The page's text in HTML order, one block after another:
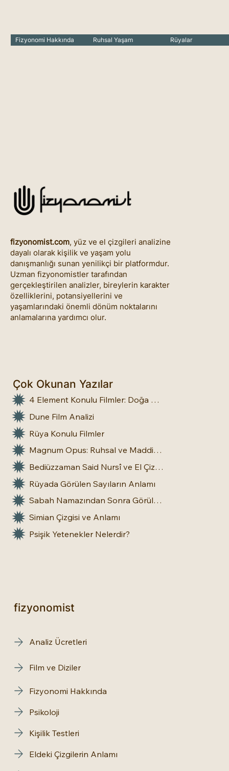
Fizyonomi Hakkında Ruhsal Yaşam Rüyalar
fizyonomist.com, yüz ve el çizgileri analizine
dayalı olarak kişilik ve yaşam yolu
danışmanlığı sunan yenilikçi bir platformdur.
Uzman fizyonomistler tarafından
gerçekleştirilen analizler, bireylerin karakter
özelliklerini, potansiyellerini ve
yaşamlarındaki önemli dönüm noktalarını
anlamalarına yardımcı olur.
Çok Okunan Yazılar
4 Element Konulu Filmler: Doğa Üstü Güçler
Dune Film Analizi
Rüya Konulu Filmler
Magnum Opus: Ruhsal ve Maddi Dönüşümün Büyük Eseri
Bediüzzaman Said Nursî ve El Çizgileri: İnsan Doğasına Dair Bir Bakış
Rüyada Görülen Sayıların Anlamı
Sabah Namazından Sonra Görülen Rüya Gerçek Olur mu?
Simian Çizgisi ve Anlamı
Psişik Yetenekler Nelerdir?
fizyonomist
Analiz Ücretleri
Film ve Diziler
Fizyonomi Hakkında
Psikoloji
Kişilik Testleri
Eldeki Çizgilerin Anlamı